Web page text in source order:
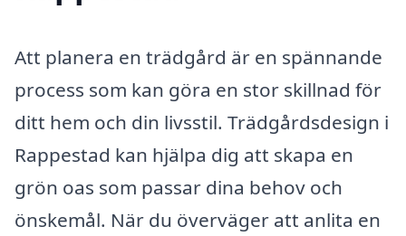
Att planera en trädgård är en spännande
process som kan göra en stor skillnad för
ditt hem och din livsstil. Trädgårdsdesign i
Rappestad kan hjälpa dig att skapa en
grön oas som passar dina behov och
önskemål. När du överväger att anlita en